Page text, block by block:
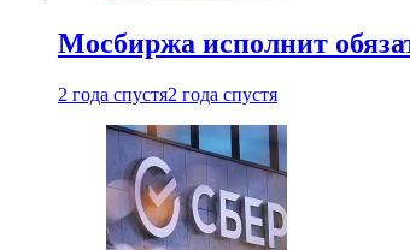
Мосбиржа исполнит
2 года спустя2 года спустя